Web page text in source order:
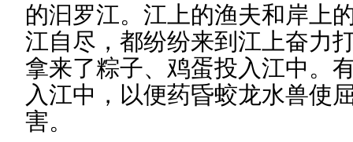
的汩罗江。江上的渔夫和岸上
江自尽，都纷纷来到江上奋力
拿来了粽子、鸡蛋投入江中。
入江中，以便药昏蛟龙水兽使
害。